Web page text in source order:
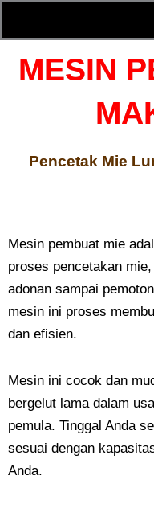
MESIN
Pencetak Mie
Mesin pembuat mie
proses pencetakan
adonan sampai
mesin ini proses
dan efisien.
Mesin ini cocok dan
bergelut lama dalam
pemula. Tinggal Anda
sesuai dengan
Anda.